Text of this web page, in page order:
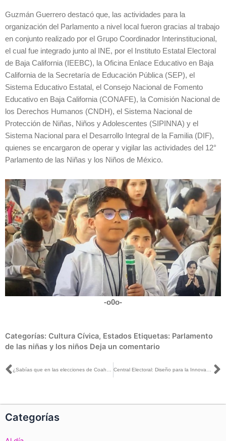
Guzmán Guerrero destacó que, las actividades para la
organización del Parlamento a nivel local fueron gracias al trabajo
en conjunto realizado por el Grupo Coordinador Interinstitucional,
el cual fue integrado junto al INE, por el Instituto Estatal Electoral
de Baja California (IEEBC), la Oficina Enlace Educativo en Baja
California de la Secretaría de Educación Pública (SEP), el
Sistema Educativo Estatal, el Consejo Nacional de Fomento
Educativo en Baja California (CONAFE), la Comisión Nacional de
los Derechos Humanos (CNDH), el Sistema Nacional de
Protección de Niñas, Niños y Adolescentes (SIPINNA) y el
Sistema Nacional para el Desarrollo Integral de la Familia (DIF),
quienes se encargaron de operar y vigilar las actividades del 12°
Parlamento de las Niñas y los Niños de México.
-o0o-
Categorías: Cultura Cívica, Estados Etiquetas: Parlamento
de las niñas y los niños Deja un comentario
Ant ¿Sabías que en las elecciones de Coahuila y Estado de México se implementa una prueba piloto de voto en prisión preventiva? Central Electoral: Diseño para la Innovación
Categorías